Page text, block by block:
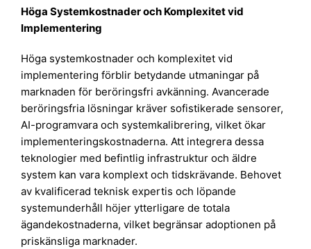
Höga Systemkostnader och Komplexitet vid
Implementering
Höga systemkostnader och komplexitet vid
implementering förblir betydande utmaningar på
marknaden för beröringsfri avkänning. Avancerade
beröringsfria lösningar kräver sofistikerade sensorer,
AI-programvara och systemkalibrering, vilket ökar
implementeringskostnaderna. Att integrera dessa
teknologier med befintlig infrastruktur och äldre
system kan vara komplext och tidskrävande. Behovet
av kvalificerad teknisk expertis och löpande
systemunderhåll höjer ytterligare de totala
ägandekostnaderna, vilket begränsar adoptionen på
priskänsliga marknader.